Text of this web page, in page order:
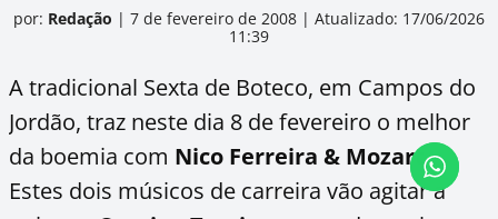
por: Redação | 7 de fevereiro de 2008 | Atualizado: 17/06/2026
11:39
A tradicional Sexta de Boteco, em Campos do
Jordão, traz neste dia 8 de fevereiro o melhor
da boemia com Nico Ferreira & Mozart.
Estes dois músicos de carreira vão agitar a